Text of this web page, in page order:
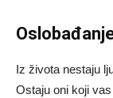
Iz života nestaju
Ostaju oni koji